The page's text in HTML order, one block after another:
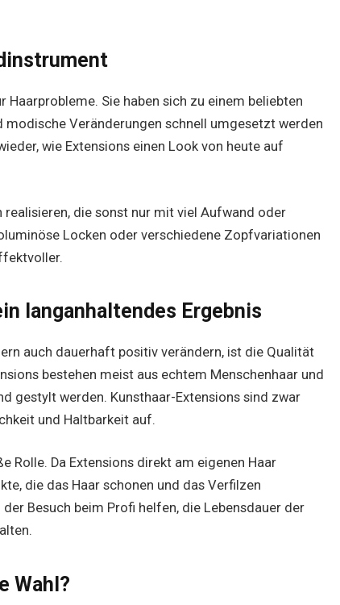
Sie haben sich zu einem beliebten
Veränderungen schnell umgesetzt werden
wie Extensions einen Look von heute auf
realisieren, die sonst nur mit viel Aufwand oder
Locken oder verschiedene Zopfvariationen
langanhaltendes Ergebnis
auch dauerhaft positiv verändern, ist die Qualität
bestehen meist aus echtem Menschenhaar und
gestylt werden. Kunsthaar-Extensions sind zwar
und Haltbarkeit auf.
Rolle. Da Extensions direkt am eigenen Haar
die das Haar schonen und das Verfilzen
Besuch beim Profi helfen, die Lebensdauer der
Wahl?